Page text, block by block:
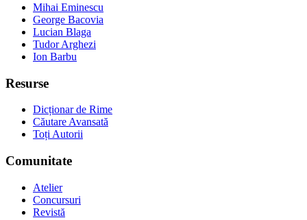
Mihai Eminescu
George Bacovia
Lucian Blaga
Tudor Arghezi
Ion Barbu
Resurse
Dicționar de Rime
Căutare Avansată
Toți Autorii
Comunitate
Atelier
Concursuri
Revistă